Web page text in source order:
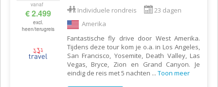
vanaf
€ 2.499
excl.
heen/terugreis
Individuele rondreis
23 dagen
Amerika
Fantastische fly drive door West Amerika.
Tijdens deze tour kom je o.a. in Los Angeles,
San Francisco, Yosemite, Death Valley, Las
Vegas, Bryce, Zion en Grand Canyon. Je
eindig de reis met 5 nachten ... Toon meer